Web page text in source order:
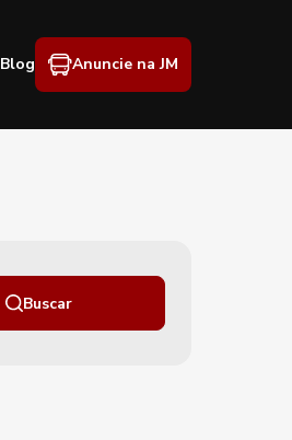
Blog Anuncie na JM
Buscar